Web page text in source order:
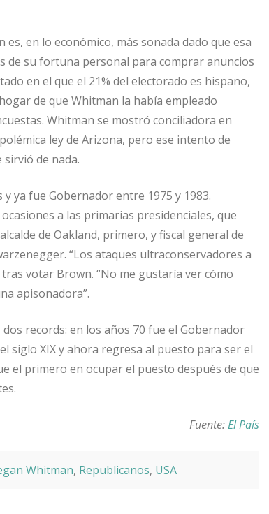
en lo económico, más sonada dado que esa
de su fortuna personal para comprar anuncios
en el que el 21% del electorado es hispano,
de que Whitman la había empleado
Whitman se mostró conciliadora en
ley de Arizona, pero ese intento de
de nada.
ya fue Gobernador entre 1975 y 1983.
a las primarias presidenciales, que
de Oakland, primero, y fiscal general de
“Los ataques ultraconservadores a
votar Brown. “No me gustaría ver cómo
apisonadora”.
records: en los años 70 fue el Gobernador
siglo XIX y ahora regresa al puesto para ser el
el primero en ocupar el puesto después de que
Fuente:El País
Whitman, Republicanos, USA